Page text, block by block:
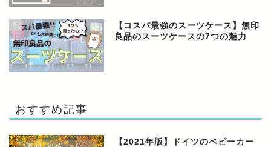
5
【コスパ最強のスーツケース】無印
良品のスーツケースの7つの魅力
おすすめ記事
【2021年版】ドイツのベビーカー